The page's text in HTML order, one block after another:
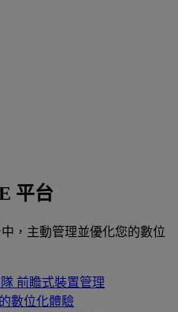
平台
，主動管理並優化您的數位
前瞻式裝置管理
數位化體驗